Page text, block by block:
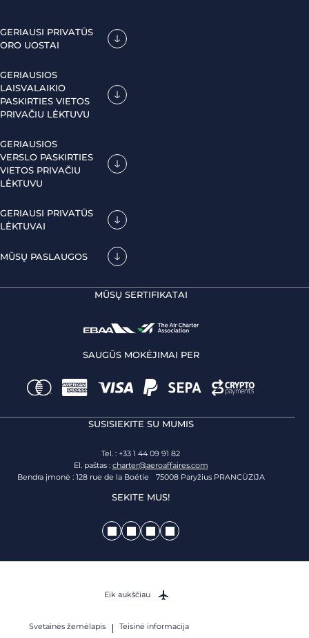
GERIAUSI PRIVATŪS
ORO UOSTAI
GERIAUSIOS
LAISVALAIKIO
PASKIRTIES VIETOS
PRIVAČIU LĖKTUVU
GERIAUSIOS
VERSLO PASKIRTIES
VIETOS PRIVAČIU
LĖKTUVU
GERIAUSI PRIVATŪS
LĖKTUVAI
MŪSŲ PASLAUGOS
MŪSŲ SERTIFIKATAI
SAUGŪS MOKĖJIMAI PER
SUSISIEKITE SU MUMIS
Tel. : +33 1 44 09 91 82
El. paštas : charter@aeroaffaires.com
Bendra įmonė : 128 rue de la Boétie 75008 Paryžius PRANCŪZIJA
SEKITE MUS!
Svetainės žemėlapis
Teisinė informacija
Eik aukščiau